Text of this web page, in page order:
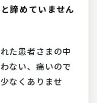
諦めていません
た患者さまの中
ない、痛いので
なくありませ